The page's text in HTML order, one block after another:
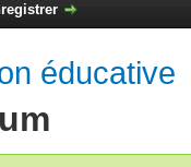
éducative